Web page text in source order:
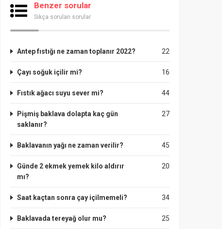
Benzer sorular
Sıkça sorulan sorular
22
Antep fıstığı ne zaman toplanır 2022?
16
Çayı soğuk içilir mi?
44
Fıstık ağacı suyu sever mi?
27
Pişmiş baklava dolapta kaç gün
saklanır?
45
Baklavanın yağı ne zaman verilir?
20
Günde 2 ekmek yemek kilo aldırır
mı?
34
Saat kaçtan sonra çay içilmemeli?
25
Baklavada tereyağ olur mu?